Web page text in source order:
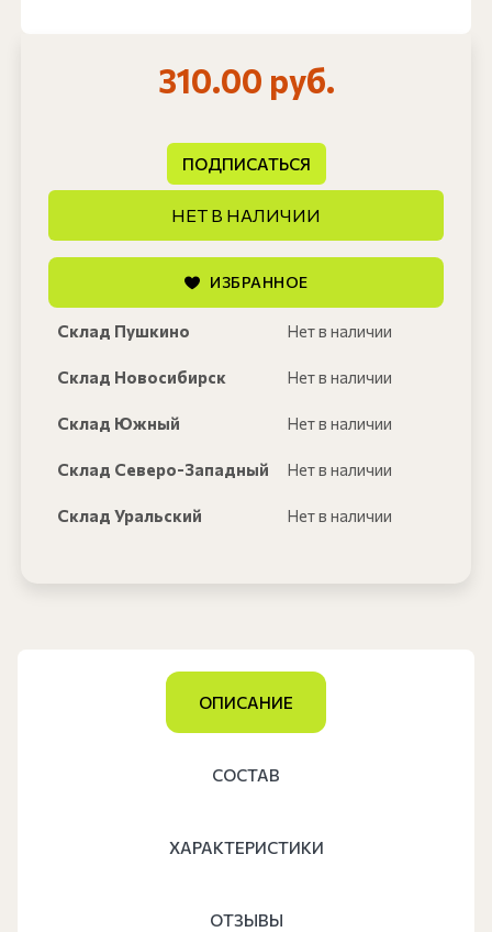
310.00 руб.
ПОДПИСАТЬСЯ
НЕТ В НАЛИЧИИ
ИЗБРАННОЕ
Склад Пушкино Нет в наличии
Склад Новосибирск Нет в наличии
Склад Южный Нет в наличии
Склад Северо-Западный Нет в наличии
Склад Уральский Нет в наличии
ОПИСАНИЕ
СОСТАВ
ХАРАКТЕРИСТИКИ
ОТЗЫВЫ